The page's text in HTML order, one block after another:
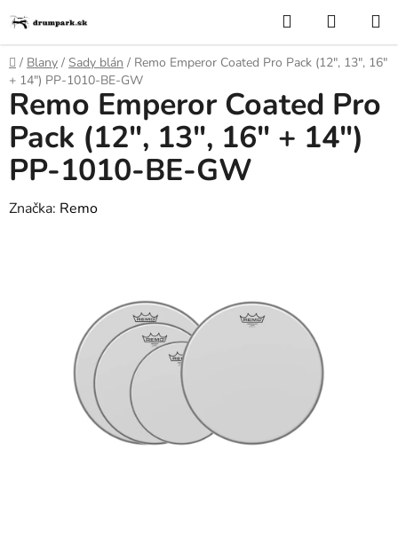
na
obsah
Hľadať
KOŠÍK
Domov
/ Blany / Sady blán / Remo Emperor Coated Pro Pack (12", 13", 16"
+ 14") PP-1010-BE-GW
Remo Emperor Coated Pro
Pack (12", 13", 16" + 14")
PP-1010-BE-GW
Značka: Remo